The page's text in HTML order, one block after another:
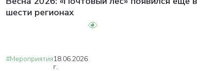
шести регионах
#Мероприятия18.06.2026
г.